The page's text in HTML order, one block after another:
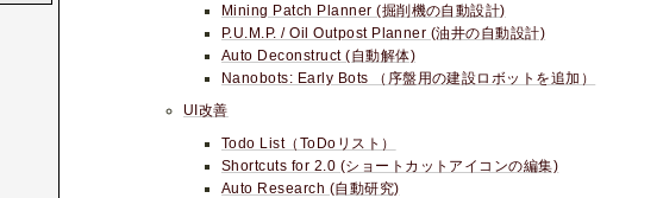
Mining Patch Planner (掘削機の自動設計)
P.U.M.P. / Oil Outpost Planner (油井の自動設計)
Auto Deconstruct (自動解体)
Nanobots: Early Bots （序盤用の建設ロボットを追加）
UI改善
Todo List（ToDoリスト）
Shortcuts for 2.0 (ショートカットアイコンの編集)
Auto Research (自動研究)